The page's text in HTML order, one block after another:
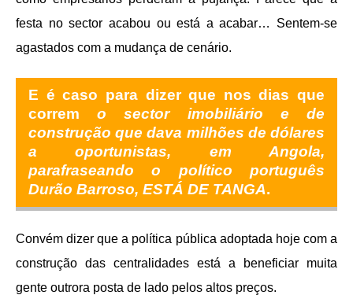
festa no sector acabou ou está a acabar… Sentem-se
agastados com a mudança de cenário.
E é caso para dizer que nos dias que
corremo sector imobiliário e de
construção que dava milhões de dólares
a oportunistas, em Angola,
parafraseando o político português
Durão Barroso, ESTÁ DE TANGA.
Convém dizer que a política pública adoptada hoje com a
construção das centralidades está a beneficiar muita
gente outrora posta de lado pelos altos preços.